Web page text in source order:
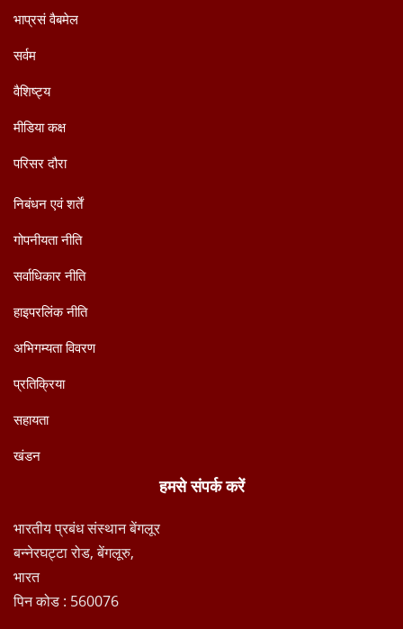
भाप्रसं वैबमेल
सर्वम
वैशिष्ट्य
मीडिया कक्ष
परिसर दौरा
निबंधन एवं शर्तें
गोपनीयता नीति
सर्वाधिकार नीति
हाइपरलिंक नीति
अभिगम्यता विवरण
प्रतिक्रिया
सहायता
खंडन
हमसे संपर्क करें
भारतीय प्रबंध संस्थान बेंगलूर
बन्नेरघट्टा रोड, बेंगलूरु,
भारत
पिन कोड : 560076